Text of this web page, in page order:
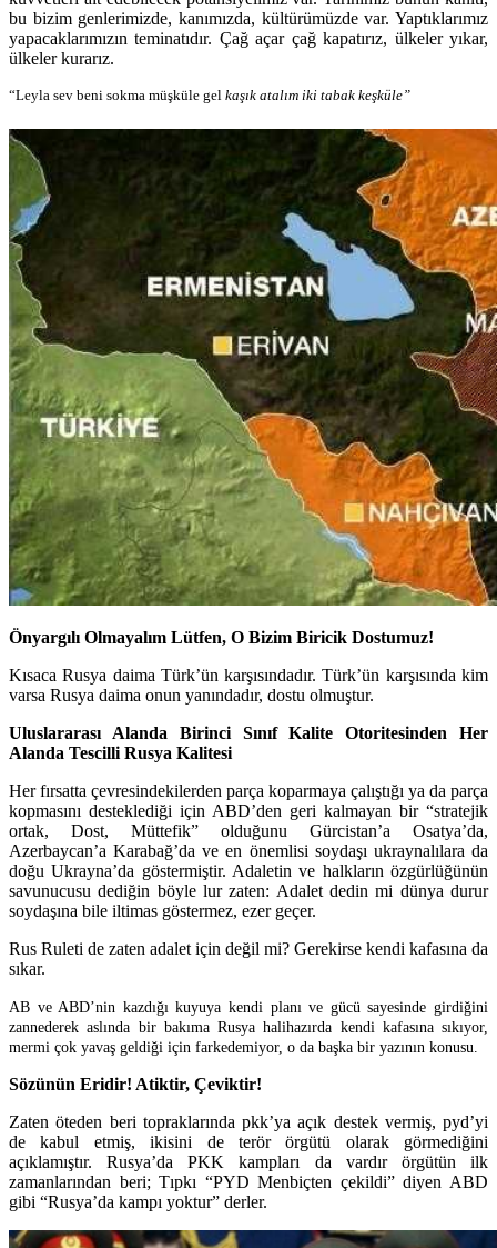
bu bizim genlerimizde, kanımızda, kültürümüzde var. Yaptıklarımız
yapacaklarımızın teminatıdır. Çağ açar çağ kapatırız, ülkeler yıkar,
ülkeler kurarız.
“Leyla sev beni sokma müşküle gel kaşık atalım iki tabak keşküle”
Önyargılı Olmayalım Lütfen, O Bizim Biricik Dostumuz!
Kısaca Rusya daima Türk’ün karşısındadır. Türk’ün karşısında kim
varsa Rusya daima onun yanındadır, dostu olmuştur.
Uluslararası Alanda Birinci Sınıf Kalite Otoritesinden Her
Alanda Tescilli Rusya Kalitesi
Her fırsatta çevresindekilerden parça koparmaya çalıştığı ya da parça
kopmasını desteklediği için ABD’den geri kalmayan bir “stratejik
ortak, Dost, Müttefik” olduğunu Gürcistan’a Osatya’da,
Azerbaycan’a Karabağ’da ve en önemlisi soydaşı ukraynalılara da
doğu Ukrayna’da göstermiştir. Adaletin ve halkların özgürlüğünün
savunucusu dediğin böyle lur zaten: Adalet dedin mi dünya durur
soydaşına bile iltimas göstermez, ezer geçer.
Rus Ruleti de zaten adalet için değil mi? Gerekirse kendi kafasına da
sıkar.
AB ve ABD’nin kazdığı kuyuya kendi planı ve gücü sayesinde girdiğini
zannederek aslında bir bakıma Rusya halihazırda kendi kafasına sıkıyor,
mermi çok yavaş geldiği için farkedemiyor, o da başka bir yazının konusu.
Sözünün Eridir! Atiktir, Çeviktir!
Zaten öteden beri topraklarında pkk’ya açık destek vermiş, pyd’yi
de kabul etmiş, ikisini de terör örgütü olarak görmediğini
açıklamıştır. Rusya’da PKK kampları da vardır örgütün ilk
zamanlarından beri; Tıpkı “PYD Menbiçten çekildi” diyen ABD
gibi “Rusya’da kampı yoktur” derler.